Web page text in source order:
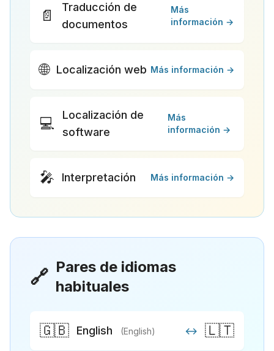
📄
Traducción de
documentos
Más
información →
🌐 Localización web Más información →
💻
Localización de
software
Más
información →
🎤 Interpretación Más información →
🔗 Pares de idiomas
habituales
🇬🇧 English (English) ↔ 🇱🇹